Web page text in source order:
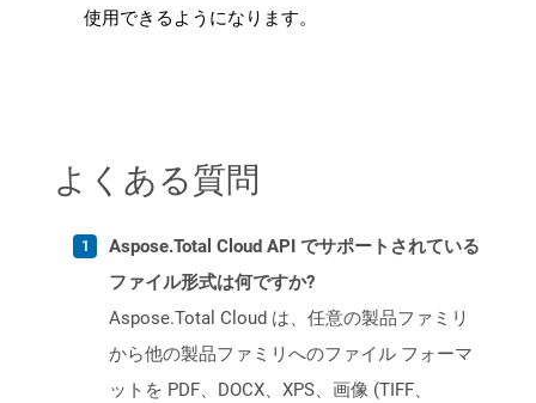
使用できるようになります。
よくある質問
Aspose.Total Cloud API でサポートされている
ファイル形式は何ですか?
Aspose.Total Cloud は、任意の製品ファミリ
から他の製品ファミリへのファイル フォーマ
ットを PDF、DOCX、XPS、画像 (TIFF、